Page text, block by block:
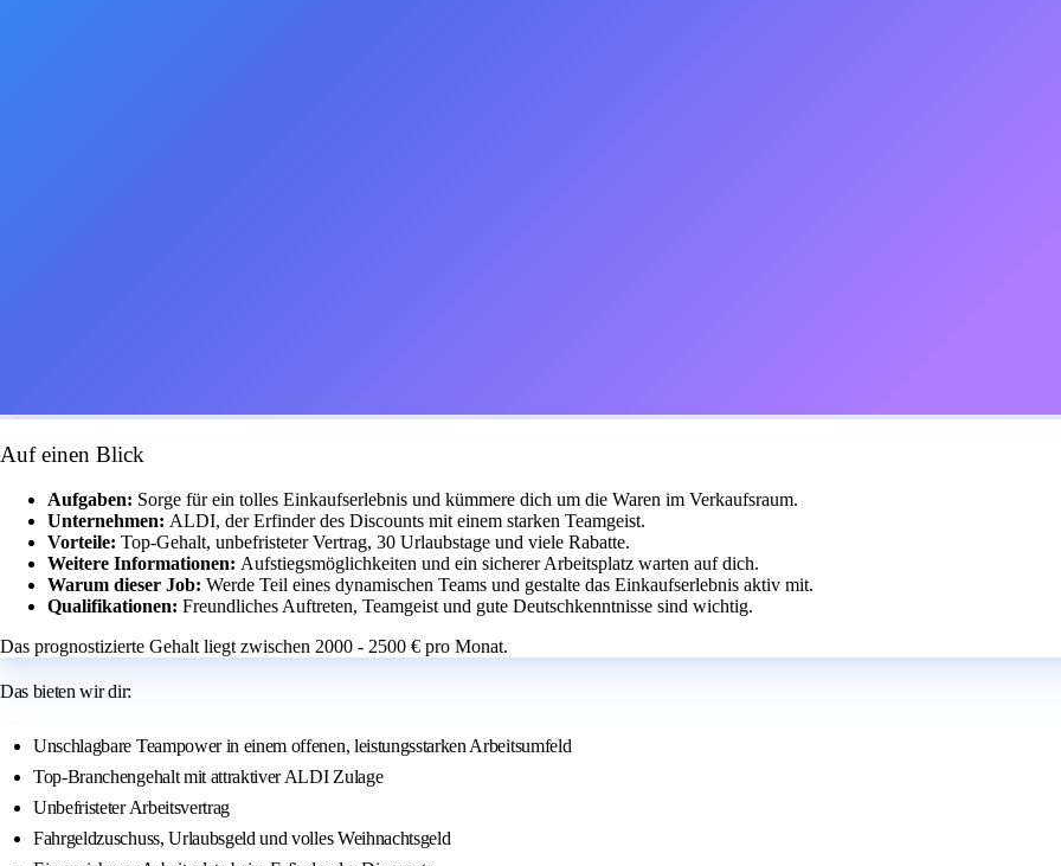
Auf einen Blick
Aufgaben: Sorge für ein tolles Einkaufserlebnis und kümmere dich um die Waren im Verkaufsraum.
Unternehmen: ALDI, der Erfinder des Discounts mit einem starken Teamgeist.
Vorteile: Top-Gehalt, unbefristeter Vertrag, 30 Urlaubstage und viele Rabatte.
Weitere Informationen: Aufstiegsmöglichkeiten und ein sicherer Arbeitsplatz warten auf dich.
Warum dieser Job: Werde Teil eines dynamischen Teams und gestalte das Einkaufserlebnis aktiv mit.
Qualifikationen: Freundliches Auftreten, Teamgeist und gute Deutschkenntnisse sind wichtig.
Das prognostizierte Gehalt liegt zwischen 2000 - 2500 € pro Monat.
Das bieten wir dir:
Unschlagbare Teampower in einem offenen, leistungsstarken Arbeitsumfeld
Top-Branchengehalt mit attraktiver ALDI Zulage
Unbefristeter Arbeitsvertrag
Fahrgeldzuschuss, Urlaubsgeld und volles Weihnachtsgeld